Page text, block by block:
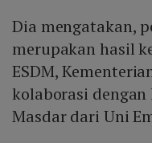
Dia mengatakan,
merupakan hasil
ESDM,
kolaborasi
Masdar dari Uni